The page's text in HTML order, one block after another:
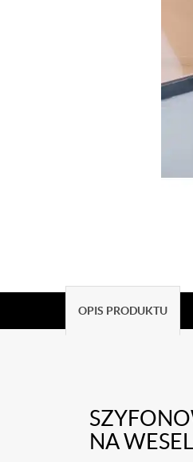
OPIS PRODUKTU
NA